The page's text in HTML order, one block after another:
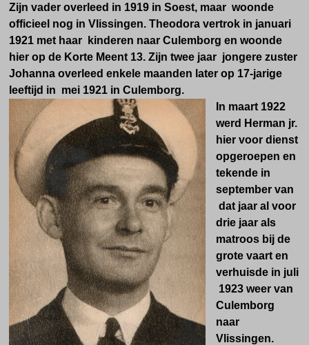
Zijn vader overleed in 1919 in Soest, maar woonde
officieel nog in Vlissingen. Theodora vertrok in januari
1921 met haar kinderen naar Culemborg en woonde
hier op de Korte Meent 13. Zijn twee jaar jongere zuster
Johanna overleed enkele maanden later op 17-jarige
leeftijd in mei 1921 in Culemborg.
In maart 1922
werd Herman jr.
hier voor dienst
opgeroepen en
tekende in
september van
dat jaar al voor
drie jaar als
matroos bij de
grote vaart en
verhuisde in juli
1923 weer van
Culemborg
naar
Vlissingen.